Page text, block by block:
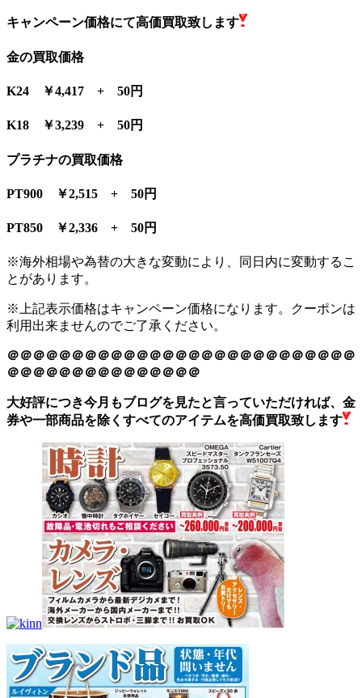
キャンペーン価格にて高価買取致します
金の買取価格
K24 ￥4,417 + 50円
K18 ￥3,239 + 50円
プラチナの買取価格
PT900 ￥2,515 + 50円
PT850 ￥2,336 + 50円
※海外相場や為替の大きな変動により、同日内に変動するこ
とがあります。
※上記表示価格はキャンペーン価格になります。クーポンは
利用出来ませんのでご了承ください。
＠＠＠＠＠＠＠＠＠＠＠＠＠＠＠＠＠＠＠＠＠＠＠＠＠＠＠
＠＠＠＠＠＠＠＠＠＠＠＠＠＠＠
大好評につき今月もブログを見たと言っていただければ、金
券や一部商品を除くすべてのアイテムを高価買取致します